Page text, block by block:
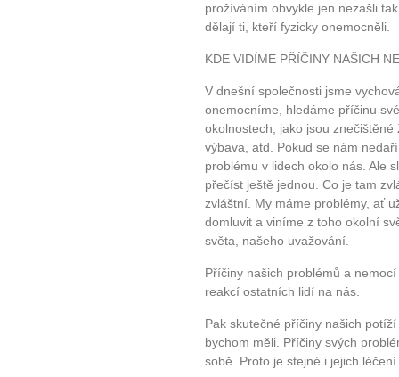
10 tipů
...
Máte pocit, že jste unaveni
prožíváním obvykle jen nezašli
dělají ti, kteří fyzicky onemocněli.
KDE VIDÍME PŘÍČINY NAŠICH
V dnešní společnosti jsme
onemocníme, hledáme příčinu
okolnostech, jako jsou
výbava, atd. Pokud se nám
problému v lidech okolo nás. Ale
přečíst ještě jednou. Co je tam
zvláštní. My máme problémy, ať
domluvit a viníme z toho okolní
světa, našeho uvažování.
Příčiny našich problémů a
reakcí ostatních lidí na nás.
Pak skutečné příčiny našich
bychom měli. Příčiny svých
sobě. Proto je stejné i jejich léčení.